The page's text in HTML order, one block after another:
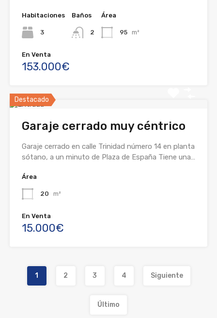
Habitaciones
3
Baños
2
Área
95 m²
En Venta
153.000€
Destacado
Garaje cerrado muy céntrico
Garaje cerrado en calle Trinidad número 14 en planta
sótano, a un minuto de Plaza de España Tiene una…
Área
20 m²
En Venta
15.000€
1 2 3 4 Siguiente
Último